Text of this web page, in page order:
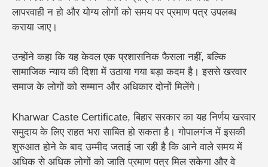
लापरवाही न हो और योग्य लोगों को समय पर प्रमाण पत्र उपलब्ध
कराया जाए।
उन्होंने कहा कि यह केवल एक प्रशासनिक फैसला नहीं, बल्कि
सामाजिक न्याय की दिशा में उठाया गया बड़ा कदम है। इससे खरवार
समाज के लोगों को सम्मान और अधिकार दोनों मिलेंगे।
Kharwar Caste Certificate, बिहार सरकार का यह निर्णय खरवार
समुदाय के लिए राहत भरा साबित हो सकता है। गोपालगंज में इसकी
शुरुआत होने के बाद उम्मीद जताई जा रही है कि आने वाले समय में
अधिक से अधिक लोगों को जाति प्रमाण पत्र मिल सकेगा और वे